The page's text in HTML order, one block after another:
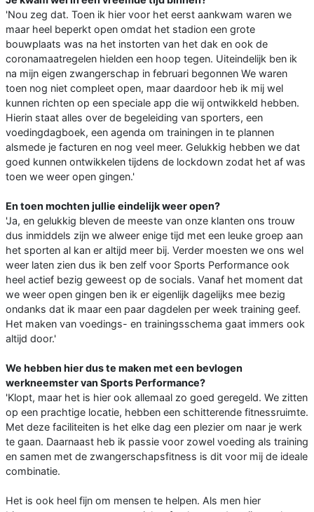
'Nou zeg dat. Toen ik hier voor het eerst aankwam waren we
maar heel beperkt open omdat het stadion een grote
bouwplaats was na het instorten van het dak en ook de
coronamaatregelen hielden een hoop tegen. Uiteindelijk ben ik
na mijn eigen zwangerschap in februari begonnen We waren
toen nog niet compleet open, maar daardoor heb ik mij wel
kunnen richten op een speciale app die wij ontwikkeld hebben.
Hierin staat alles over de begeleiding van sporters, een
voedingdagboek, een agenda om trainingen in te plannen
alsmede je facturen en nog veel meer. Gelukkig hebben we dat
goed kunnen ontwikkelen tijdens de lockdown zodat het af was
toen we weer open gingen.'
En toen mochten jullie eindelijk weer open?
'Ja, en gelukkig bleven de meeste van onze klanten ons trouw
dus inmiddels zijn we alweer enige tijd met een leuke groep aan
het sporten al kan er altijd meer bij. Verder moesten we ons wel
weer laten zien dus ik ben zelf voor Sports Performance ook
heel actief bezig geweest op de socials. Vanaf het moment dat
we weer open gingen ben ik er eigenlijk dagelijks mee bezig
ondanks dat ik maar een paar dagdelen per week training geef.
Het maken van voedings- en trainingsschema gaat immers ook
altijd door.'
We hebben hier dus te maken met een bevlogen
werkneemster van Sports Performance?
'Klopt, maar het is hier ook allemaal zo goed geregeld. We zitten
op een prachtige locatie, hebben een schitterende fitnessruimte.
Met deze faciliteiten is het elke dag een plezier om naar je werk
te gaan. Daarnaast heb ik passie voor zowel voeding als training
en samen met de zwangerschapsfitness is dit voor mij de ideale
combinatie.
Het is ook heel fijn om mensen te helpen. Als men hier